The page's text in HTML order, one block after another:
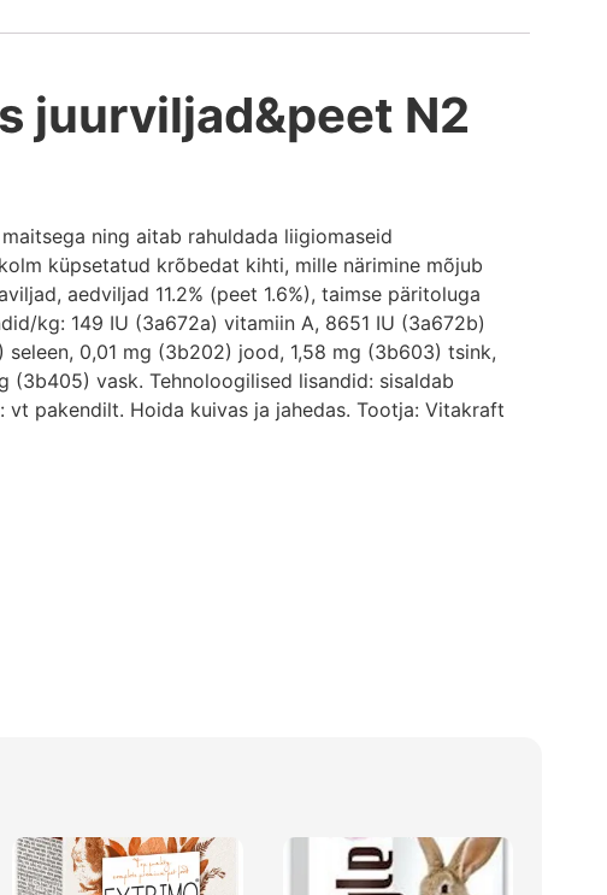
juurviljad&peet N2
ning aitab rahuldada liigiomaseid
küpsetatud krõbedat kihti, mille närimine mõjub
aedviljad 11.2% (peet 1.6%), taimse päritoluga
kg: 149 IU (3a672a) vitamiin A, 8651 IU (3a672b)
0,01 mg (3b202) jood, 1,58 mg (3b603) tsink,
(3b405) vask. Tehnoloogilised lisandid: sisaldab
pakendilt. Hoida kuivas ja jahedas. Tootja: Vitakraft